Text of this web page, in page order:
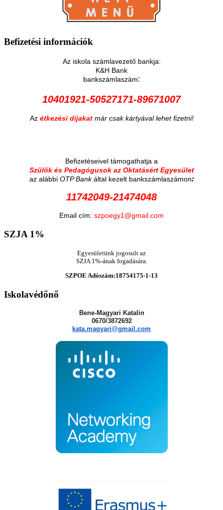
Befizetési információk
Az iskola számlavezető bankja:
K&H Bank
bankszámlaszám:
10401921-50527171-89671007
Az étkezési díjakat már csak kártyával lehet fizetni!
Befizetéseivel támogathatja a
Szülők és Pedagógusok az Oktatásért Egyesület
az alábbi OTP Bankáltal kezelt bankszámlaszámon:
11742049-21474048
Email cím: szpoegy1@gmail.com
SZJA1%
Egyesületünk jogosult az
SZJA 1%-ának fogadására.
SZPOE Adószám:18754175-1-13
Iskolavédőnő
Bene-Magyari Katalin
0670/3872692
kata.magyari@gmail.com